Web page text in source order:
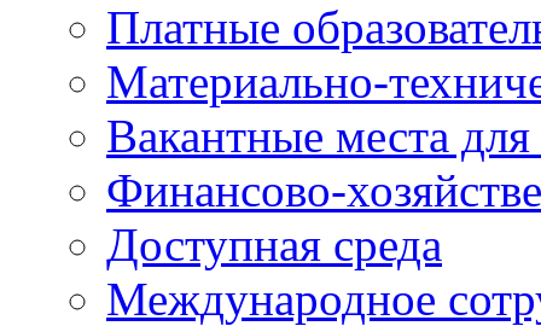
Платные
Материально-
Вакантные места
Финансово-
Доступная среда
Международное